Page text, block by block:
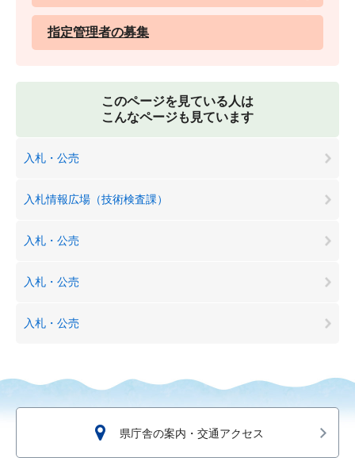
指定管理者の募集
このページを見ている人は
こんなページも見ています
入札・公売
入札情報広場（技術検査課）
入札・公売
入札・公売
入札・公売
県庁舎の案内・交通アクセス